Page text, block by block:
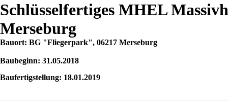
Schlüsselfertiges MHEL
Merseburg
Bauort: BG "Fliegerpark", 06217 Merseburg
Baubeginn: 31.05.2018
Baufertigstellung: 18.01.2019